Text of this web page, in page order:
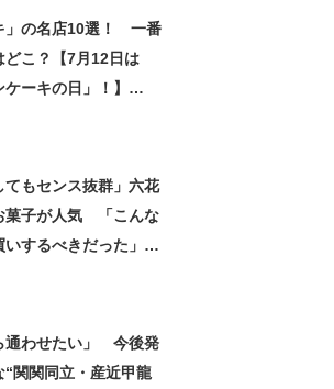
」の名店10選！ 一番
どこ？【7月12日は
ケーキの日」！】
てもセンス抜群」六花
菓子が人気 「こんな
するべきだった」
通わせたい」 今後発
“関関同立・産近甲龍